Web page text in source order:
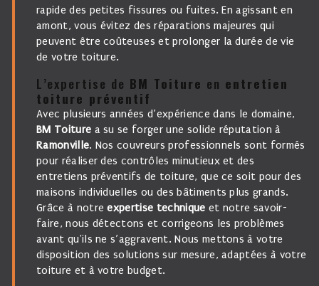
rapide des petites fissures ou fuites. En agissant en
amont, vous évitez des réparations majeures qui
peuvent être coûteuses et prolonger la durée de vie
de votre toiture.
L’expertise de BM Toiture en entretien
toiture préventif
Avec plusieurs années d’expérience dans le domaine,
BM Toiture a su se forger une solide réputation à
Ramonville. Nos couvreurs professionnels sont formés
pour réaliser des contrôles minutieux et des
entretiens préventifs de toiture, que ce soit pour des
maisons individuelles ou des bâtiments plus grands.
Grâce à notreexpertise technique et notre savoir-
faire, nous détectons et corrigeons les problèmes
avant qu'ils ne s’aggravent. Nous mettons à votre
disposition des solutions sur mesure, adaptées à votre
toiture et à votre budget.